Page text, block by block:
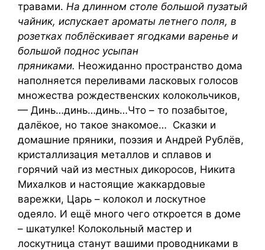
травами. На длинном столе большой пузатый
чайник, испускает ароматы летнего поля, в
розетках поблёскивает ягодками варенье и
большой поднос усыпан
пряниками. Неожиданно пространство дома
наполняется переливами ласковых голосов
множества рождественских колокольчиков,
— Динь…динь…динь…Что – то позабытое,
далёкое, но такое знакомое… Сказки и
домашние пряники, поэзия и Андрей Рублёв,
кристаллизация металлов и сплавов и
горячий чай из местных дикоросов, Никита
Михалков и настоящие жаккардовые
варежки, Царь – колокол и лоскутное
одеяло. И ещё много чего откроется в доме
– шкатулке! Колокольный мастер и
лоскутница станут вашими проводниками в